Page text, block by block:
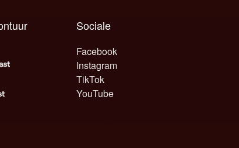
Sociale
Facebook
Instagram
TikTok
YouTube